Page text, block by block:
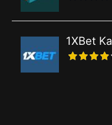
1XBet